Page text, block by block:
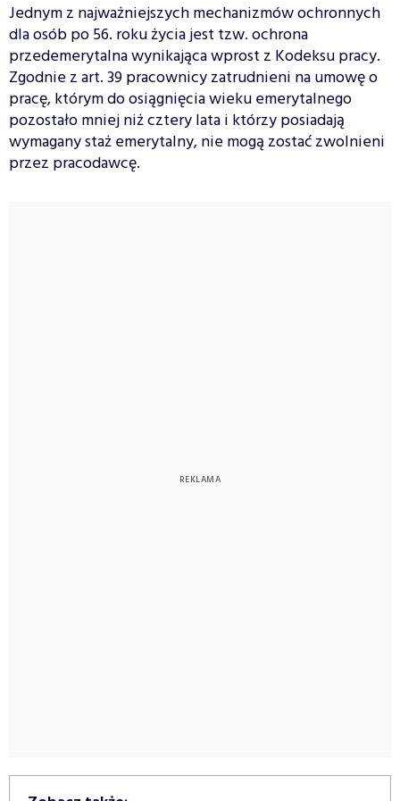
Jednym z najważniejszych mechanizmów ochronnych
dla osób po 56. roku życia jest tzw. ochrona
przedemerytalna wynikająca wprost z Kodeksu pracy.
Zgodnie z art. 39 pracownicy zatrudnieni na umowę o
pracę, którym do osiągnięcia wieku emerytalnego
pozostało mniej niż cztery lata i którzy posiadają
wymagany staż emerytalny, nie mogą zostać zwolnieni
przez pracodawcę.